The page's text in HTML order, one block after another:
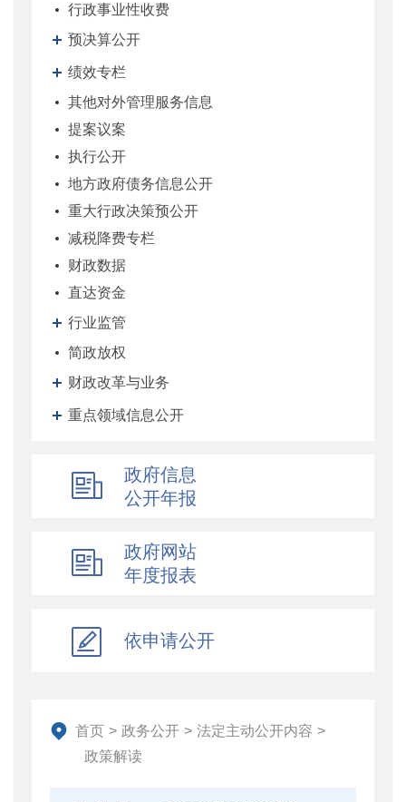
行政事业性收费
预决算公开
绩效专栏
其他对外管理服务信息
提案议案
执行公开
地方政府债务信息公开
重大行政决策预公开
减税降费专栏
财政数据
直达资金
行业监管
简政放权
财政改革与业务
重点领域信息公开
政府信息
公开年报
政府网站
年度报表
依申请公开
首页 > 政务公开 > 法定主动公开内容 >
政策解读